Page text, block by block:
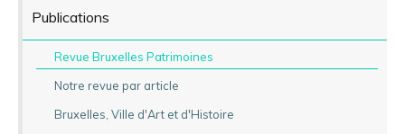
Publications
Revue Bruxelles Patrimoines
Notre revue par article
Bruxelles, Ville d'Art et d'Histoire